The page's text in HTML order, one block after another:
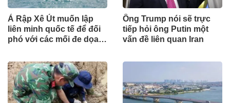
Ả Rập Xê Út muốn lập
liên minh quốc tế để đối
phó với các mối đe dọa
Ông Trump nói sẽ trực
tiếp hỏi ông Putin một
vấn đề liên quan Iran